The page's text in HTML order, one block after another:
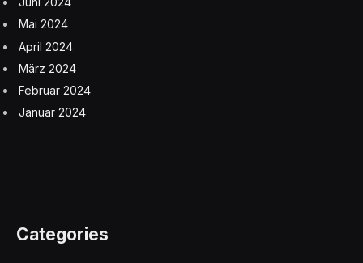
Mai 2024
April 2024
März 2024
Februar 2024
Januar 2024
Categories